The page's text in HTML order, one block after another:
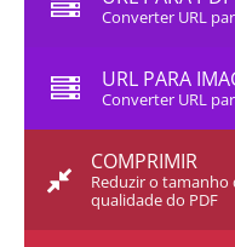
Converter URL
URL PARA
Converter URL
COMPRIMIR
Reduzir o
qualidade do PDF